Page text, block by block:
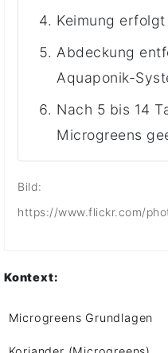
Keimung
Abdeckung
Aquaponik-
Nach 5 bis 14
Microgreens
Bild:
https://www.flickr.com/
Kontext:
Microgreens Grundlagen